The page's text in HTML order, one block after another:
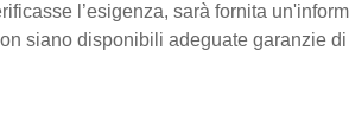
l’esigenza, sarà fornita
siano disponibili adeguate garanzie